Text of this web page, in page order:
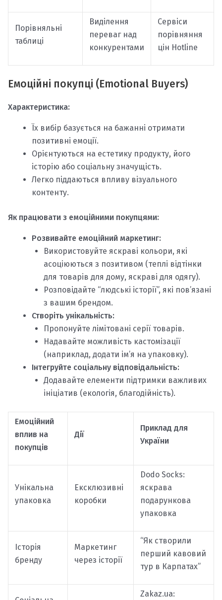
Порівняльні
таблиці
Виділення
переваг над
конкурентами
Сервіси
порівняння
цін Hotline
Емоційні покупці (Emotional Buyers)
Характеристика:
Їх вибір базується на бажанні отримати
позитивні емоції.
Орієнтуються на естетику продукту, його
історію або соціальну значущість.
Легко піддаються впливу візуального
контенту.
Як працювати з емоційними покупцями:
Розвивайте емоційний маркетинг:
Використовуйте яскраві кольори, які
асоціюються з позитивом (теплі відтінки
для товарів для дому, яскраві для одягу).
Розповідайте “людські історії”, які пов’язані
з вашим брендом.
Створіть унікальність:
Пропонуйте лімітовані серії товарів.
Надавайте можливість кастомізації
(наприклад, додати ім’я на упаковку).
Інтегруйте соціальну відповідальність:
Додавайте елементи підтримки важливих
ініціатив (екологія, благодійність).
Емоційний
вплив на
покупців
Дії
Приклад для
України
Унікальна
упаковка
Ексклюзивні
коробки
Dodo Socks:
яскрава
подарункова
упаковка
Історія
бренду
Маркетинг
через історії
“Як створили
перший кавовий
тур в Карпатах”
Zakaz.ua: